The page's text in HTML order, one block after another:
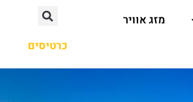
מזג אוויר
כרטיסים